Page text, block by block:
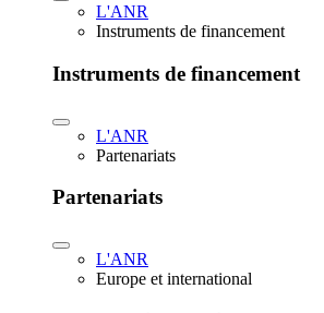
L'ANR
Instruments de financement
Instruments de financement
L'ANR
Partenariats
Partenariats
L'ANR
Europe et international